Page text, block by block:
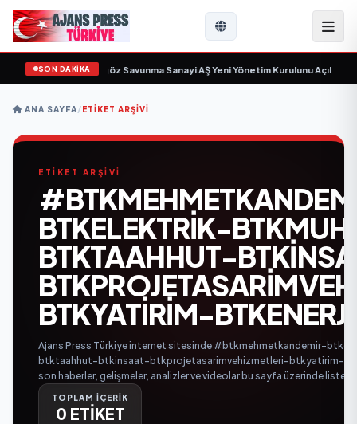
SON DAKİKA
gün sayıyor• Açıkgöz Savunma Sanayi AŞ Yeni Yönetim Kurulunu
ANA SAYFA/ETIKET ARŞIVI
ETİKET ARŞİVİ
BTKELEKTRIK-
BTKTAAHHUT-
BTKYATIRIM-BTKENERJI
Ajans Press Türkiye internet sitesinde #btkmehmetkandemir-
btktaahhut-btkinsaat-btkprojetasarimvehizmetleri-btkyatirim-
son haberler, gelişmeler, analizler ve videolar bu sayfa üzerinde
TOPLAM İÇERİK
0 ETİKET